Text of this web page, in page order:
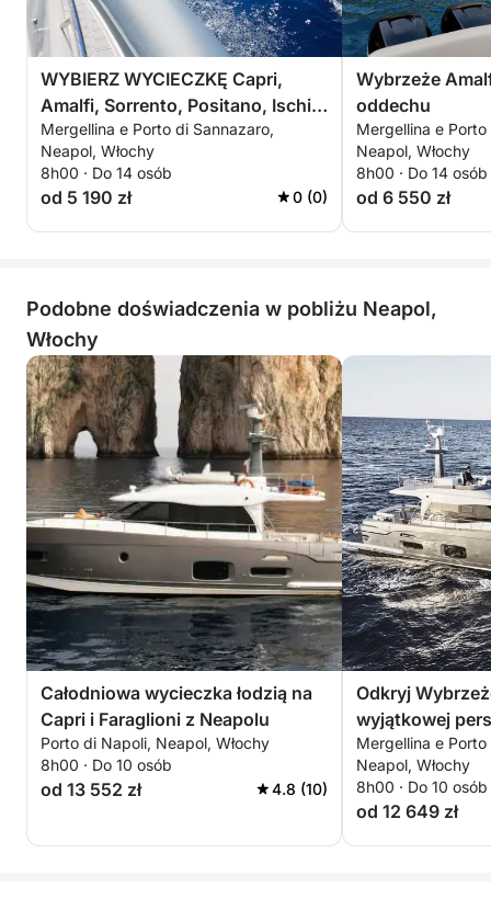
WYBIERZ WYCIECZKĘ Capri,
Amalfi, Sorrento, Positano, Ischia,
Procida, Nerano
Mergellina e Porto di Sannazaro,
Neapol, Włochy
8h00 · Do 14 osób
od 5 190 zł 0 (0)
Wybrzeże
oddechu
Mergellina e
Neapol, Włochy
8h00 · Do 14 osób
od 6 550 zł
Podobne doświadczenia w pobliżu Neapol,
Włochy
Całodniowa wycieczka łodzią na
Capri i Faraglioni z Neapolu
Porto di Napoli, Neapol, Włochy
8h00 · Do 10 osób
od 13 552 zł 4.8 (10)
Odkryj
wyjątkowej
Mergellina e
Neapol, Włochy
8h00 · Do 10 osób
od 12 649 zł